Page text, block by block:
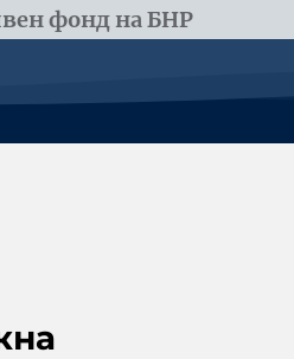
фонд на БНР